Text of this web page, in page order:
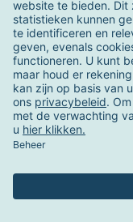
op voorraad
vanaf 241,00 €
OVP269,00 €